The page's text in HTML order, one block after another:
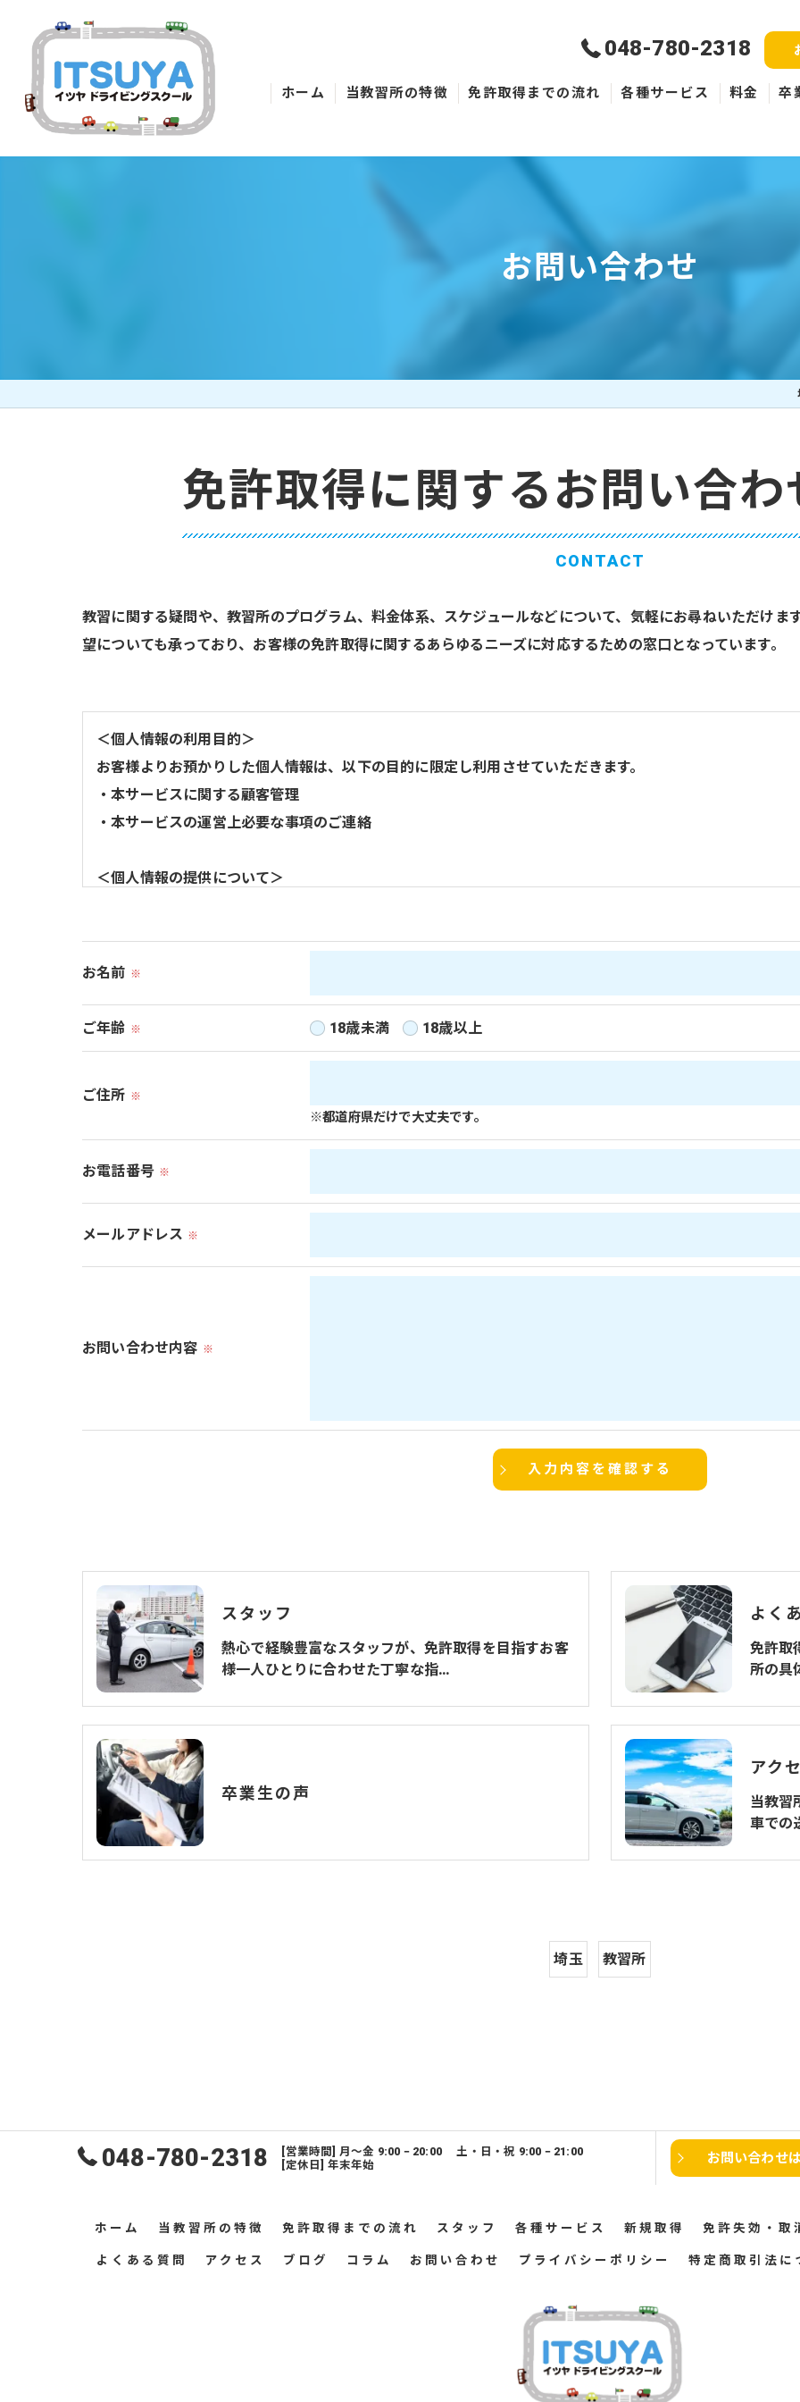
048-780-2318
ホーム 当教習所の特徴 免許取得までの流れ 各種サービス 料金 卒
お問い合わせ
免許取得に関するお問い合わ
CONTACT
教習に関する疑問や、教習所のプログラム、料金体系、スケジュールなどについて、気軽にお尋ねいただけま
望についても承っており、お客様の免許取得に関するあらゆるニーズに対応するための窓口となっています。
＜個人情報の利用目的＞
お客様よりお預かりした個人情報は、以下の目的に限定し利用させていただきます。
・本サービスに関する顧客管理
・本サービスの運営上必要な事項のご連絡
＜個人情報の提供について＞
当社では、利用目的の達成に必要な範囲において、個人情報を外部に委託する場合があります。
＜個人情報の安全管理＞
当社では、個人情報の漏洩等がなされないよう、適切に安全管理対策を実施します。
＜個人情報を与えなかった場合に生じる結果＞
必要な情報を頂けない場合は、それに対応した当社のサービスをご提供できない場合がございますので予め
＜個人情報の開示･訂正・削除･利用停止の手続について＞
個人情報の開示･訂正･削除・利用停止の具体的手続きにつきましては、お電話でお問合せ下さい。
お名前 ※
ご年齢 ※ 18歳未満 18歳以上
ご住所 ※
※都道府県だけで大丈夫です。
お電話番号 ※
メールアドレス ※
お問い合わせ内容 ※
スタッフ
熱心で経験豊富なスタッフが、免許取得を目指すお客
様一人ひとりに合わせた丁寧な指…
よく
免許取
所の具
卒業生の声
アク
当教習
車での
埼玉 教習所
048-780-2318
[営業時間] 月〜金 9:00 − 20:00 土・日・祝 9:00 − 21:00
[定休日] 年末年始
お問い合わせ
ホーム 当教習所の特徴 免許取得までの流れ スタッフ 各種サービス 新規取得 免許失効・取
よくある質問 アクセス ブログ コラム お問い合わせ プライバシーポリシー 特定商取引法に